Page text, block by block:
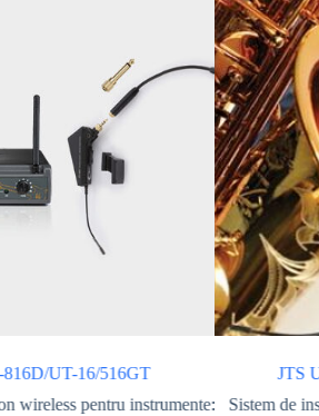
816D/UT-16/516GT
wireless pentru instrumente:
JTS
Sistem de